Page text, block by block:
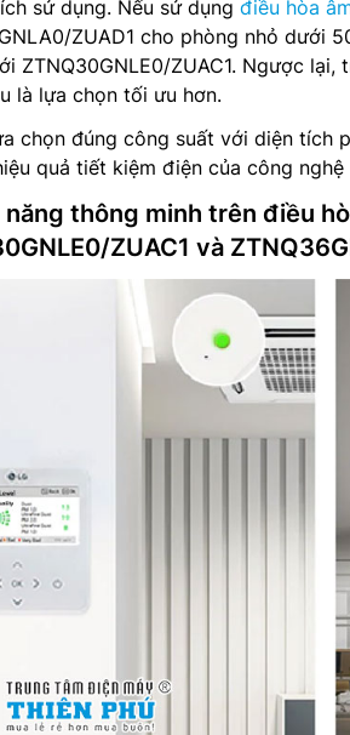
sử dụng. Nếu sử dụng điều hòa
ZUAD1 cho phòng nhỏ dưới
ZTNQ30GNLE0/ZUAC1. Ngược
là lựa chọn tối ưu hơn.
chọn đúng công suất với diện tích
quả tiết kiệm điện của công
năng thông minh trên điều
ZUAC1 và